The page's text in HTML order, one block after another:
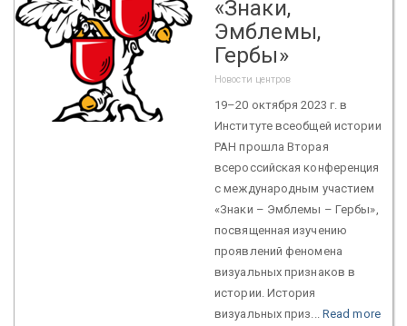
«Знаки,
Эмблемы,
Гербы»
Новости центров
19–20 октября 2023 г. в
Институте всеобщей истории
РАН прошла Вторая
всероссийская конференция
с международным участием
«Знаки – Эмблемы – Гербы»,
посвященная изучению
проявлений феномена
визуальных признаков в
истории. История
визуальных приз... Read more